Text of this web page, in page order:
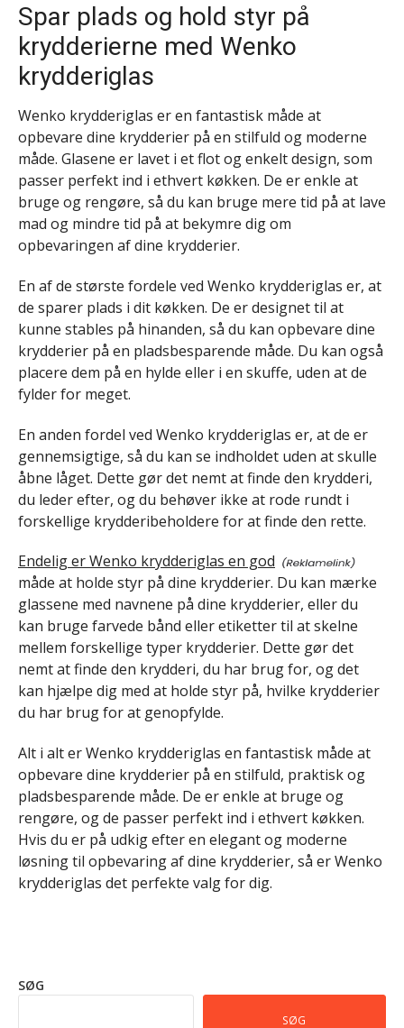
Spar plads og hold styr på
krydderierne med Wenko
krydderiglas
Wenko krydderiglas er en fantastisk måde at
opbevare dine krydderier på en stilfuld og moderne
måde. Glasene er lavet i et flot og enkelt design, som
passer perfekt ind i ethvert køkken. De er enkle at
bruge og rengøre, så du kan bruge mere tid på at lave
mad og mindre tid på at bekymre dig om
opbevaringen af dine krydderier.
En af de største fordele ved Wenko krydderiglas er, at
de sparer plads i dit køkken. De er designet til at
kunne stables på hinanden, så du kan opbevare dine
krydderier på en pladsbesparende måde. Du kan også
placere dem på en hylde eller i en skuffe, uden at de
fylder for meget.
En anden fordel ved Wenko krydderiglas er, at de er
gennemsigtige, så du kan se indholdet uden at skulle
åbne låget. Dette gør det nemt at finde den krydderi,
du leder efter, og du behøver ikke at rode rundt i
forskellige krydderibeholdere for at finde den rette.
Endelig er Wenko krydderiglas en god
måde at holde styr på dine krydderier. Du kan mærke
glassene med navnene på dine krydderier, eller du
kan bruge farvede bånd eller etiketter til at skelne
mellem forskellige typer krydderier. Dette gør det
nemt at finde den krydderi, du har brug for, og det
kan hjælpe dig med at holde styr på, hvilke krydderier
du har brug for at genopfylde.
Alt i alt er Wenko krydderiglas en fantastisk måde at
opbevare dine krydderier på en stilfuld, praktisk og
pladsbesparende måde. De er enkle at bruge og
rengøre, og de passer perfekt ind i ethvert køkken.
Hvis du er på udkig efter en elegant og moderne
løsning til opbevaring af dine krydderier, så er Wenko
krydderiglas det perfekte valg for dig.
SØG
SØG